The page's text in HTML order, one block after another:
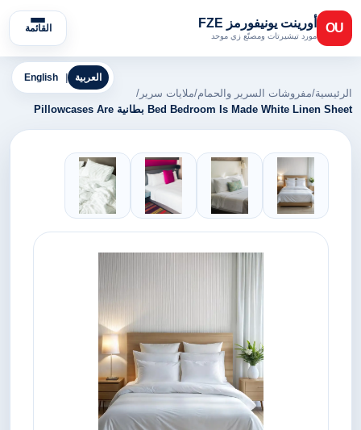
OU أورينت يونيفورمز FZE
مورد تيشيرتات ومصنّع زي موحد
القائمة
English العربية
الرئيسية/مفروشات السرير والحمام/ملايات سرير /
Bed Bedroom Is Made White Linen Sheet بطانية Pillowcases Are